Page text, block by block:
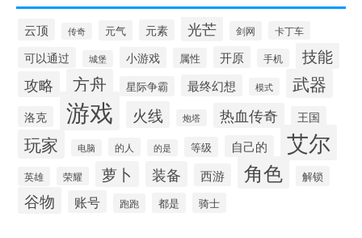
云顶 传奇 元气 元素 光芒 剑网 卡丁车
可以通过 城堡 小游戏 属性 开原 手机
技能
攻略
方舟 星际争霸 最终幻想 模式 武器
洛克 游戏 火线 炮塔 热血传奇 王国
玩家 电脑 的人 的是 等级 自己的 艾尔
英雄 荣耀 萝卜 装备 西游 角色 解锁
谷物 账号 跑跑 都是 骑士